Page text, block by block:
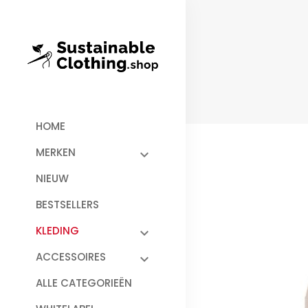
HOME
MERKEN
NIEUW
BESTSELLERS
KLEDING
ACCESSOIRES
ALLE CATEGORIEËN